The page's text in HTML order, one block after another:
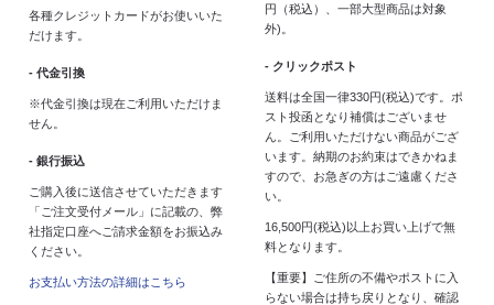
各種クレジットカードがお使いいた
だけます。
- 代金引換
※代金引換は現在ご利用いただけま
せん。
- 銀行振込
ご購入後に送信させていただきます
「ご注文受付メール」に記載の、弊
社指定口座へご請求金額をお振込み
ください。
お支払い方法の詳細はこちら
円（税込）、一部大型商品は対象
外)。
- クリックポスト
送料は全国一律330円(税込)です。ポ
スト投函となり補償はございませ
ん。ご利用いただけない商品がござ
います。納期のお約束はできかねま
すので、お急ぎの方はご遠慮くださ
い。
16,500円(税込)以上お買い上げで無
料となります。
【重要】ご住所の不備やポストに入
らない場合は持ち戻りとなり、確認